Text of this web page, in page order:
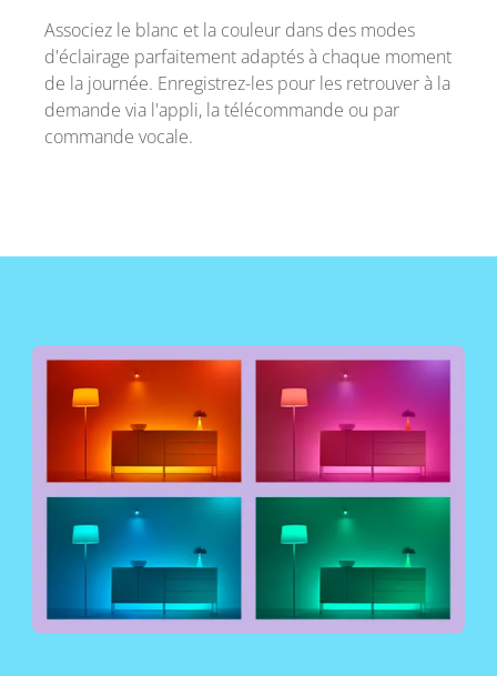
Associez le blanc et la couleur dans des modes
d'éclairage parfaitement adaptés à chaque moment
de la journée. Enregistrez-les pour les retrouver à la
demande via l'appli, la télécommande ou par
commande vocale.